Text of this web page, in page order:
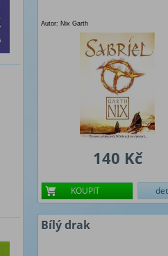
Autor: Nix Garth
140 Kč
KOUPIT
Bílý drak